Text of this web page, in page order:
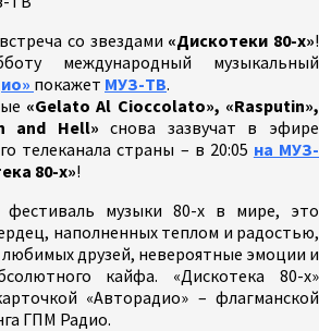
со звездами «Дискотеки 80-х»!
международный музыкальный
покажет МУЗ-ТВ.
«Gelato Al Cioccolato», «Rasputin»,
and Hell» снова зазвучат в эфире
телеканала страны – в 20:05 на МУЗ-
80-х»!
музыки 80-х в мире, это
наполненных теплом и радостью,
любимых друзей, невероятные эмоции и
кайфа. «Дискотека 80-х»
«Авторадио» – флагманской
ГПМ Радио.